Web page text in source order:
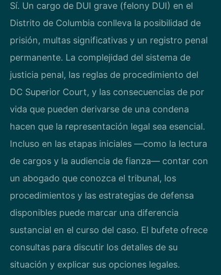
Sí. Un cargo de DUI grave (felony DUI) en el
Distrito de Columbia conlleva la posibilidad de
prisión, multas significativas y un registro penal
permanente. La complejidad del sistema de
justicia penal, las reglas de procedimiento del
DC Superior Court, y las consecuencias de por
vida que pueden derivarse de una condena
hacen que la representación legal sea esencial.
Incluso en las etapas iniciales —como la lectura
de cargos y la audiencia de fianza— contar con
un abogado que conozca el tribunal, los
procedimientos y las estrategias de defensa
disponibles puede marcar una diferencia
sustancial en el curso del caso. El bufete ofrece
consultas para discutir los detalles de su
situación y explicar sus opciones legales.